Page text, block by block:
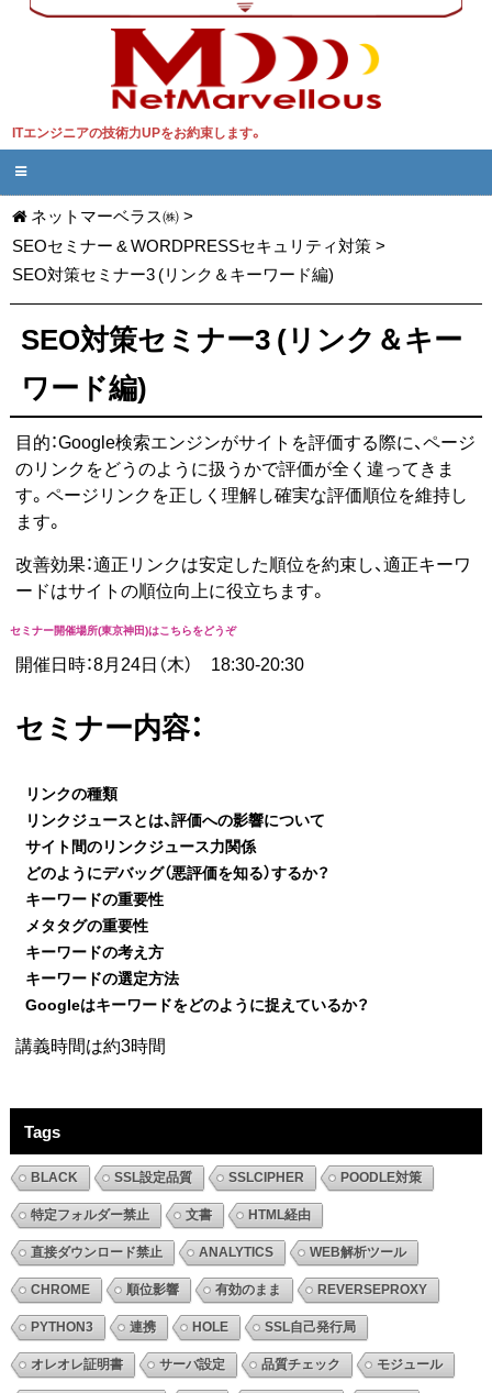
ITエンジニアの技術力UPをお約束します。
ネットマーベラス㈱>
SEOセミナー & WORDPRESSセキュリティ対策>
SEO対策セミナー3 (リンク＆キーワード編)
SEO対策セミナー3 (リンク＆キー
ワード編)
目的：Google検索エンジンがサイトを評価する際に、ページ
のリンクをどうのように扱うかで評価が全く違ってきま
す。ページリンクを正しく理解し確実な評価順位を維持し
ます。
改善効果：適正リンクは安定した順位を約束し、適正キーワ
ードはサイトの順位向上に役立ちます。
セミナー開催場所(東京神田)はこちらをどうぞ
開催日時：8月24日（木） 18:30-20:30
セミナー内容：
リンクの種類
リンクジュースとは、評価への影響について
サイト間のリンクジュース力関係
どのようにデバッグ（悪評価を知る）するか？
キーワードの重要性
メタタグの重要性
キーワードの考え方
キーワードの選定方法
Googleはキーワードをどのように捉えているか？
講義時間は約3時間
Tags
BLACK SSL設定品質 SSLCIPHER POODLE対策
特定フォルダー禁止 文書 HTML経由
直接ダウンロード禁止 ANALYTICS WEB解析ツール
CHROME 順位影響 有効のまま REVERSEPROXY
PYTHON3 連携 HOLE SSL自己発行局
オレオレ証明書 サーバ設定 品質チェック モジュール